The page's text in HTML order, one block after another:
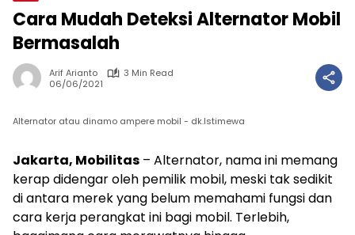
Cara Mudah Deteksi Alternator Mobil
Bermasalah
Arif Arianto
3 Min Read
06/06/2021
Alternator atau dinamo ampere mobil - dk.Istimewa
Jakarta, Mobilitas – Alternator, nama ini memang
kerap didengar oleh pemilik mobil, meski tak sedikit
di antara merek yang belum memahami fungsi dan
cara kerja perangkat ini bagi mobil. Terlebih,